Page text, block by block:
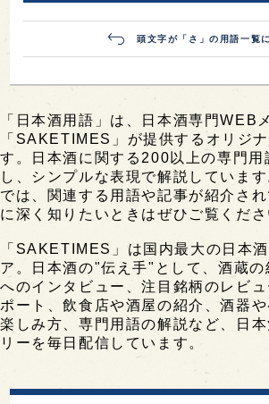
頭文字が「さ」の用語一覧
「日本酒用語」は、日本酒専門WEB
「SAKETIMES」が提供するオリジ
す。日本酒に関する200以上の専門用
し、シンプルな表現で解説していま
では、関連する用語や記事が紹介さ
に深く知りたいときはぜひご覧くださ
「SAKETIMES」は国内最大の日本
ア。日本酒の"伝え手"として、酒蔵
へのインタビュー、注目銘柄のレビ
ポート、飲食店や酒屋の紹介、酒器
楽しみ方、専門用語の解説など、日
リーを毎日配信しています。